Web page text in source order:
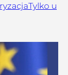
Tylko u